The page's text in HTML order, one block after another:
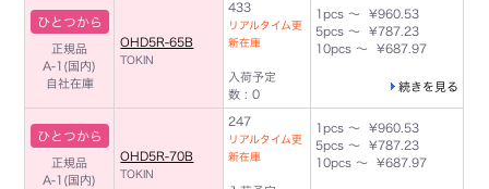
ひとつから
正規品
A-1(国内)
自社在庫
OHD5R-65B
TOKIN
433
リアルタイム更
新在庫
入荷予定
数 : 0
1pcs ～ ¥960.53
5pcs ～ ¥787.23
10pcs ～ ¥687.97
続きを見る
ひとつから
正規品
A-1(国内)
OHD5R-70B
TOKIN
247
リアルタイム更
新在庫
1pcs ～ ¥960.53
5pcs ～ ¥787.23
10pcs ～ ¥687.97